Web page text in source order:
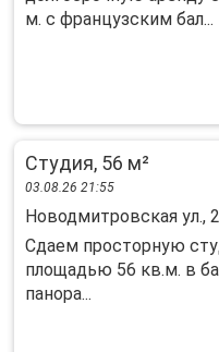
м. с французским бал...
Студия, 56 м²
03.08.26 21:55
Новодмитровская ул.,
Cдaeм прoстoрную
площадью 56 кв.м. в
пaнopa...